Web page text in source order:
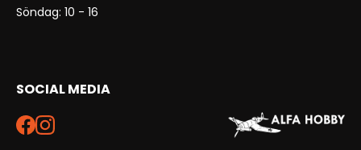
Söndag: 10 - 16
SOCIAL MEDIA